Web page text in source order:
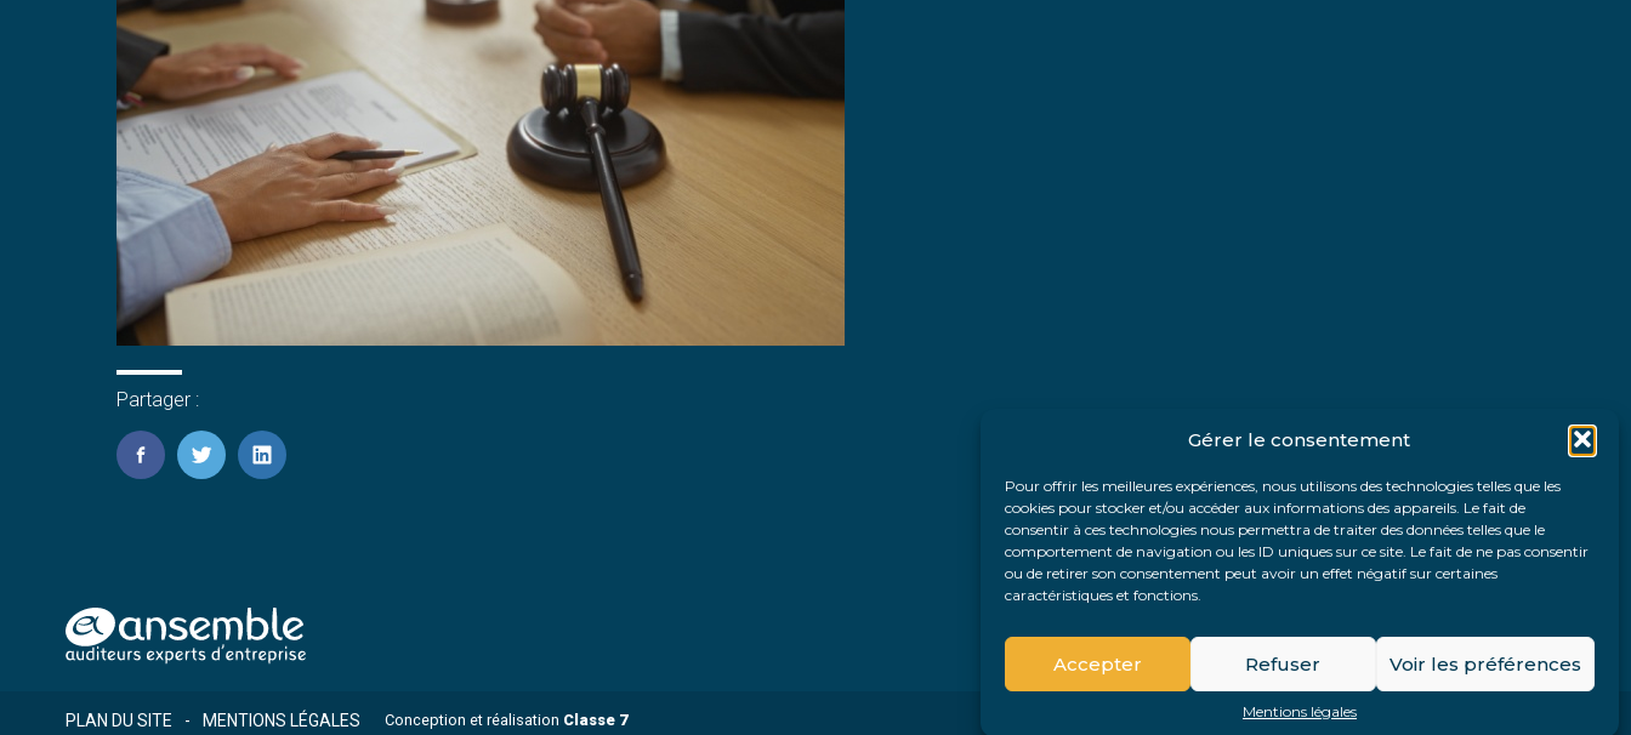
Gérer le consentement
Pour offrir les meilleures expériences, nous utilisons des technologies telles que les
cookies pour stocker et/ou accéder aux informations des appareils. Le fait de
consentir à ces technologies nous permettra de traiter des données telles que le
comportement de navigation ou les ID uniques sur ce site. Le fait de ne pas consentir
ou de retirer son consentement peut avoir un effet négatif sur certaines
caractéristiques et fonctions.
Accepter Refuser Voir les préférences
Mentions légales
Partager :
FaceBook
TwitterLinkedIn
PLAN DU SITE MENTIONS LÉGALES Conception et réalisation Classe 7